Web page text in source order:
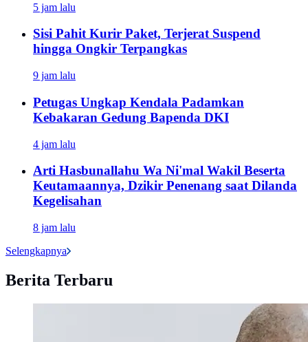
5 jam lalu
Sisi Pahit Kurir Paket, Terjerat Suspend
hingga Ongkir Terpangkas
9 jam lalu
Petugas Ungkap Kendala Padamkan
Kebakaran Gedung Bapenda DKI
4 jam lalu
Arti Hasbunallahu Wa Ni'mal Wakil Beserta
Keutamaannya, Dzikir Penenang saat Dilanda
Kegelisahan
8 jam lalu
Selengkapnya
Berita Terbaru